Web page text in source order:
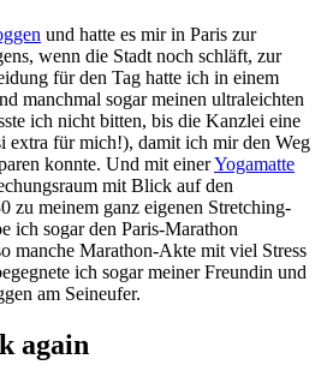
und hatte es mir in Paris zur
wenn die Stadt noch schläft, zur
für den Tag hatte ich in einem
manchmal sogar meinen ultraleichten
ich nicht bitten, bis die Kanzlei eine
extra für mich!), damit ich mir den Weg
konnte. Und mit einerYogamatte
mit Blick auf den
zu meinem ganz eigenen Stretching-
ich sogar den Paris-Marathon
manche Marathon-Akte mit viel Stress
ich sogar meiner Freundin und
am Seineufer.
again